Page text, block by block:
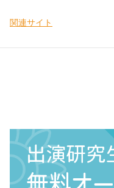
関連サイト